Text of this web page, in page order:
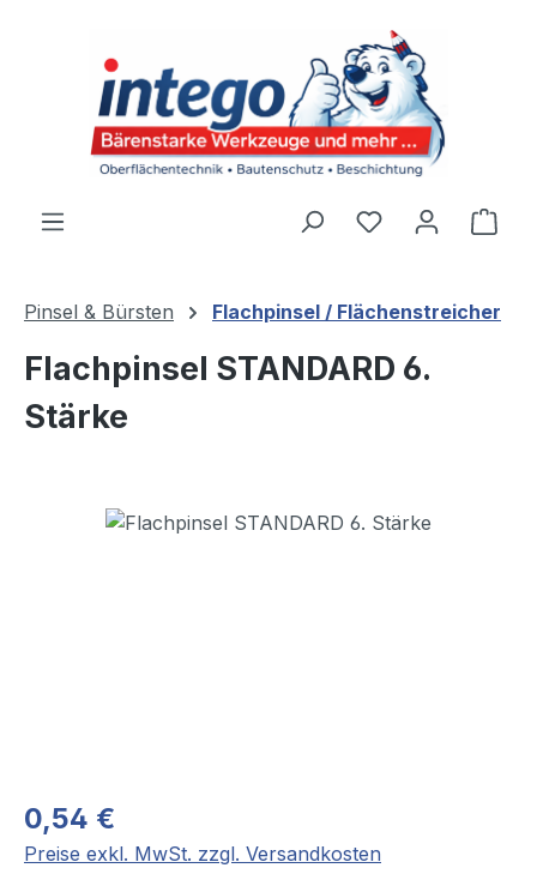
Du hast 0
Pinsel & Bürsten Flachpinsel / Flächenstreicher
Flachpinsel STANDARD 6.
Stärke
Bildergalerie überspringen
0,54 €
Preise exkl. MwSt. zzgl. Versandkosten